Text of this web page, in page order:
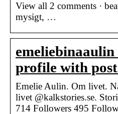
View all 2 comments ·
mysigt, …
profile with
Emelie Aulin. Om livet.
livet @kalkstories.se.
714 Followers 495